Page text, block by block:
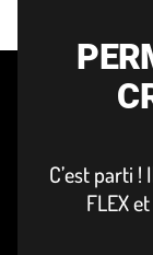
C’est parti
FLEX